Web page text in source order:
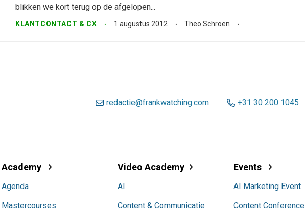
blikken we kort terug op de afgelopen...
KLANTCONTACT & CX 1 augustus 2012 Theo Schroen
redactie@frankwatching.com +31 30 200 1045
Academy
Agenda
Mastercourses
Video Academy
AI
Content & Communicatie
Events
AI Marketing Event
Content Conference